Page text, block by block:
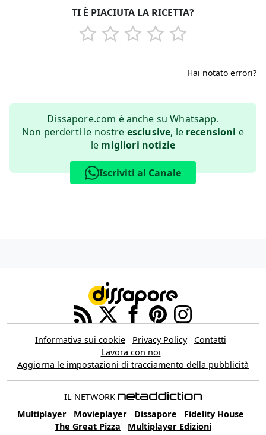
TI È PIACIUTA LA RICETTA?
Hai notato errori?
Dissapore.com è anche su Whatsapp.
Non perderti le nostre esclusive, le recensioni e
le migliori notizie
Iscriviti al Canale
Informativa sui cookie Privacy Policy
Contatti
Lavora con noi
Aggiorna le impostazioni di tracciamento della pubblicità
IL NETWORK
Multiplayer
Movieplayer Dissapore
Fidelity House
The Great Pizza
Multiplayer Edizioni